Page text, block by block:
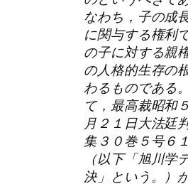
なわち，子の成
に関与する権利
の子に対する親
の人格的生存の
わるものである
て，最高裁昭和
月２１日大法廷
集３０巻５号６
（以下「旭川学
決」という。）